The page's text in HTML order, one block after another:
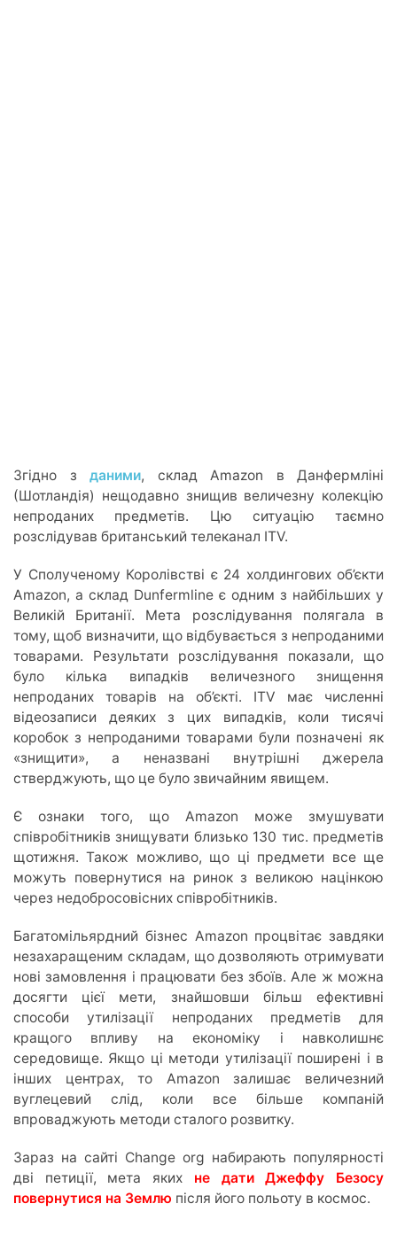
Згідно з даними, склад Amazon в Данфермліні
(Шотландія) нещодавно знищив величезну колекцію
непроданих предметів. Цю ситуацію таємно
розслідував британський телеканал ITV.
У Сполученому Королівстві є 24 холдингових об’єкти
Amazon, а склад Dunfermline є одним з найбільших у
Великій Британії. Мета розслідування полягала в
тому, щоб визначити, що відбувається з непроданими
товарами. Результати розслідування показали, що
було кілька випадків величезного знищення
непроданих товарів на об’єкті. ITV має численні
відеозаписи деяких з цих випадків, коли тисячі
коробок з непроданими товарами були позначені як
«знищити», а неназвані внутрішні джерела
стверджують, що це було звичайним явищем.
Є ознаки того, що Amazon може змушувати
співробітників знищувати близько 130 тис. предметів
щотижня. Також можливо, що ці предмети все ще
можуть повернутися на ринок з великою націнкою
через недобросовісних співробітників.
Багатомільярдний бізнес Amazon процвітає завдяки
незахаращеним складам, що дозволяють отримувати
нові замовлення і працювати без збоїв. Але ж можна
досягти цієї мети, знайшовши більш ефективні
способи утилізації непроданих предметів для
кращого впливу на економіку і навколишнє
середовище. Якщо ці методи утилізації поширені і в
інших центрах, то Amazon залишає величезний
вуглецевий слід, коли все більше компаній
впроваджують методи сталого розвитку.
Зараз на сайті Change org набирають популярності
дві петиції, мета яких не дати Джеффу Безосу
повернутися на Землю після його польоту в космос.